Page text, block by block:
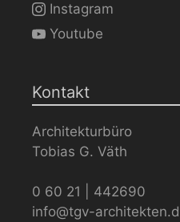
Instagram
Youtube
Kontakt
Architekturbüro
Tobias G. Väth
0 60 21 | 442690
info@tgv-